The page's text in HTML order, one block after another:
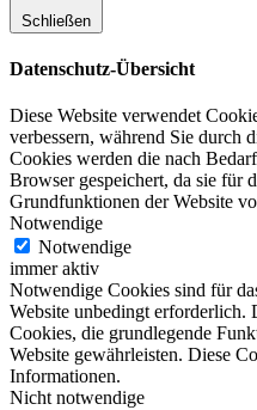
Schließen
Datenschutz-Übersicht
Diese Website verwendet
verbessern, während Sie durch
Cookies werden die nach
Browser gespeichert, da sie für
Grundfunktionen der Website
Notwendige
Notwendige
immer aktiv
Notwendige Cookies sind für
Website unbedingt erforderlich.
Cookies, die grundlegende
Website gewährleisten. Diese
Informationen.
Nicht notwendige